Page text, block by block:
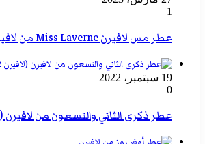
1
عطر مس لافيرن Miss Laverne من لافيرن
19 سبتمبر، 2022
0
عطر ذكرى الثاني والتسعون من لافيرن